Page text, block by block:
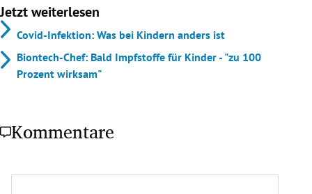
Jetzt weiterlesen
Covid-Infektion: Was bei Kindern anders ist
Biontech-Chef: Bald Impfstoffe für Kinder - "zu 100
Prozent wirksam"
Kommentare